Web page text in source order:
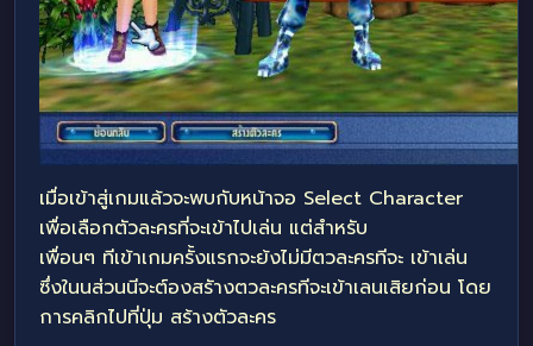
เมื่อเข้าสู่เกมแล้วจะพบกับหน้าจอ Select Character
เพื่อเลือกตัวละครที่จะเข้าไปเล่น แต่สำหรับ
เพื่อนๆ ทีเข้าเกมครั้งแรกจะย้งไม่มีตวละครทีจะ เข้าเล่น
ซึ่งในนส่วนนีจะต์องสรัางตวละครทีจะเข้าเลนเสิยก่อน โดย
การคลิกไปที่ปุ่ม สร้างตัวละคร